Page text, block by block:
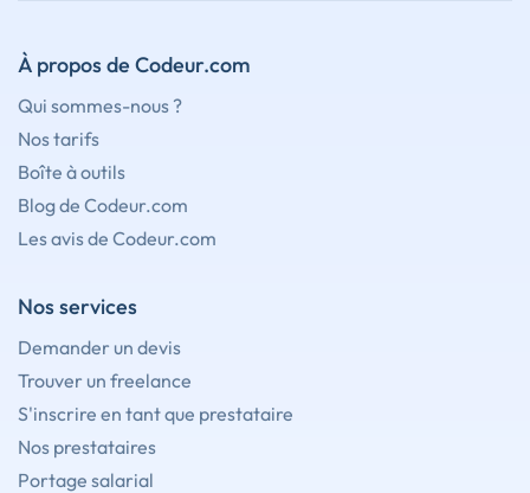
À propos de Codeur.com
Qui sommes-nous ?
Nos tarifs
Boîte à outils
Blog de Codeur.com
Les avis de Codeur.com
Nos services
Demander un devis
Trouver un freelance
S'inscrire en tant que prestataire
Nos prestataires
Portage salarial